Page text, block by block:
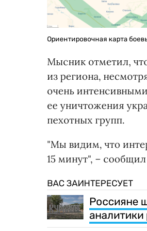
Ориентировочная карта
Мысник отметил,
из региона,
очень
ее уничтожения
пехотных групп.
"Мы видим, что
15 минут", –
ВАС ЗАИНТЕРЕСУЕТ
Россияне
аналитики